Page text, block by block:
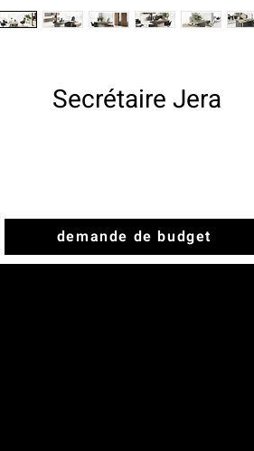
Secrétaire Jera
demande de budget